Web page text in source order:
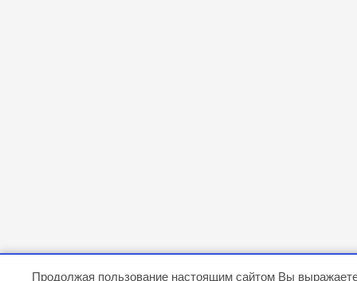
Продолжая пользование настоящим сайтом Вы